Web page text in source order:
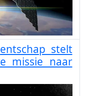
stelt
missie naar